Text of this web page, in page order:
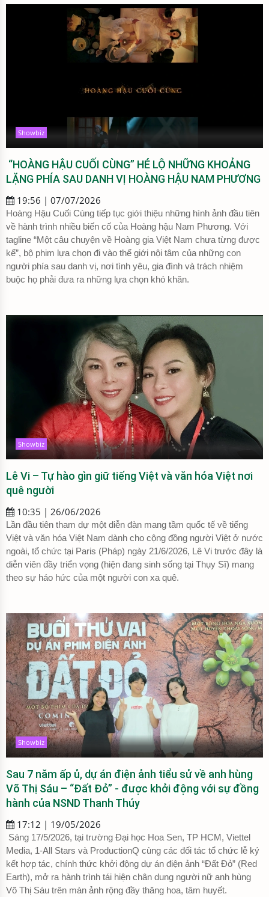
Showbiz
“HOÀNG HẬU CUỐI CÙNG” HÉ LỘ NHỮNG KHOẢNG
LẶNG PHÍA SAU DANH VỊ HOÀNG HẬU NAM PHƯƠNG
19:56 | 07/07/2026
Hoàng Hậu Cuối Cùng tiếp tục giới thiệu những hình ảnh đầu tiên
về hành trình nhiều biến cố của Hoàng hậu Nam Phương. Với
tagline “Một câu chuyện về Hoàng gia Việt Nam chưa từng được
kể”, bộ phim lựa chọn đi vào thế giới nội tâm của những con
người phía sau danh vị, nơi tình yêu, gia đình và trách nhiệm
buộc họ phải đưa ra những lựa chọn khó khăn.
Showbiz
Lê Vi – Tự hào gìn giữ tiếng Việt và văn hóa Việt nơi
quê người
10:35 | 26/06/2026
Lần đầu tiên tham dự một diễn đàn mang tầm quốc tế về tiếng
Việt và văn hóa Việt Nam dành cho cộng đồng người Việt ở nước
ngoài, tổ chức tại Paris (Pháp) ngày 21/6/2026, Lê Vi trước đây là
diễn viên đầy triển vọng (hiện đang sinh sống tại Thụy Sĩ) mang
theo sự háo hức của một người con xa quê.
Showbiz
Sau 7 năm ấp ủ, dự án điện ảnh tiểu sử về anh hùng
Võ Thị Sáu – “Đất Đỏ” - được khởi động với sự đồng
hành của NSND Thanh Thúy
17:12 | 19/05/2026
Sáng 17/5/2026, tại trường Đại học Hoa Sen, TP HCM, Viettel
Media, 1-All Stars và ProductionQ cùng các đối tác tổ chức lễ ký
kết hợp tác, chính thức khởi động dự án điện ảnh “Đất Đỏ” (Red
Earth), mở ra hành trình tái hiện chân dung người nữ anh hùng
Võ Thị Sáu trên màn ảnh rộng đầy thăng hoa, tâm huyết.